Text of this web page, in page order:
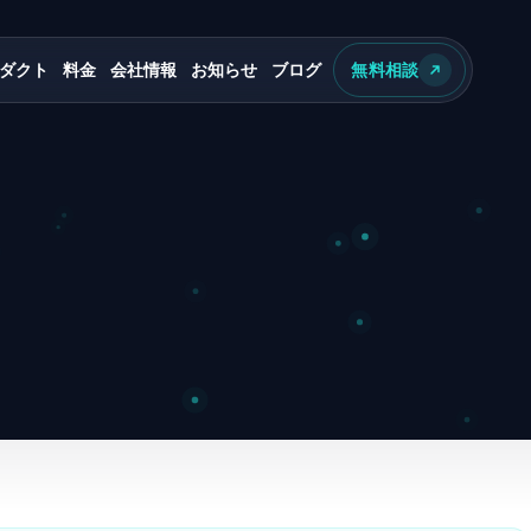
クト 料金 会社情報 お知らせ ブログ 無料相談